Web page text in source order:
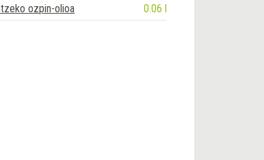
ozpin-olioa 0.06 l